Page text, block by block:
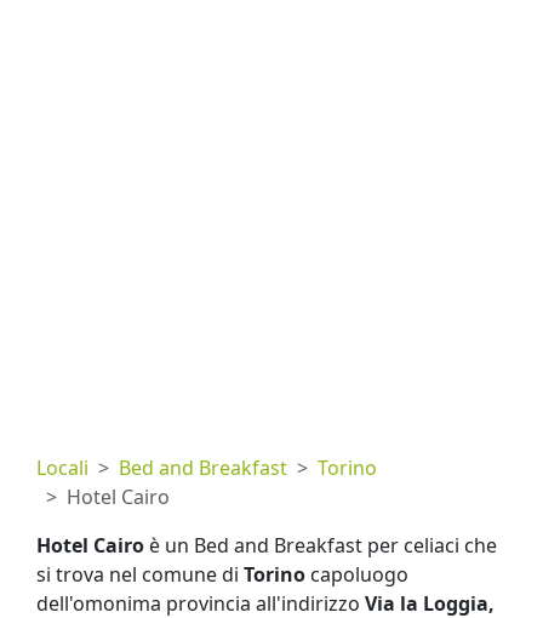
Locali Bed and Breakfast
Torino
Hotel Cairo
Hotel Cairo è un Bed and Breakfast per celiaci che
si trova nel comune di Torino capoluogo
dell'omonima provincia all'indirizzo Via la Loggia,